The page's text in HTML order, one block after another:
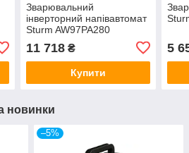
Зварювальний
інверторний напівавтомат
Sturm AW97PA280
11 718₴
Купити
5
новинки
–5%